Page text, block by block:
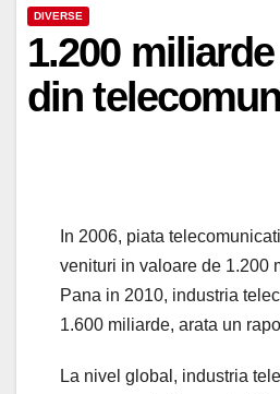
DIVERSE
1.200
din
In 2006, piata
venituri in valoare de 1.200
Pana in 2010, industria
1.600 miliarde, arata un
La nivel global, industria